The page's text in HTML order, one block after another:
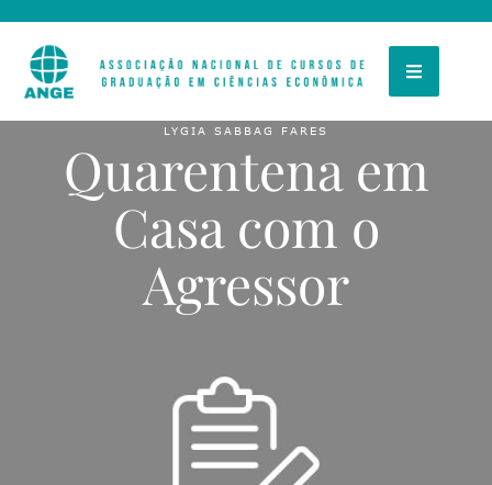
LYGIA SABBAG FARES
Quarentena em
Casa com o
Agressor